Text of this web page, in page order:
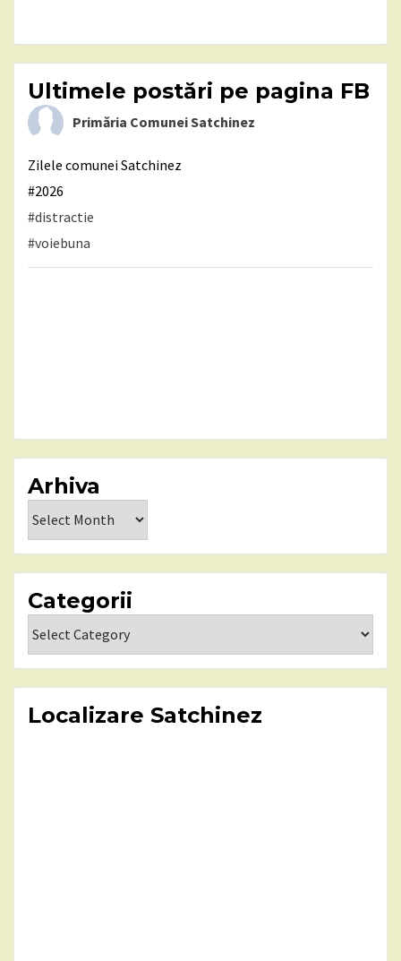
Ultimele postări pe pagina FB
Primăria Comunei Satchinez
Zilele comunei Satchinez
#2026
#distractie
#voiebuna
Arhiva
Categorii
Localizare Satchinez